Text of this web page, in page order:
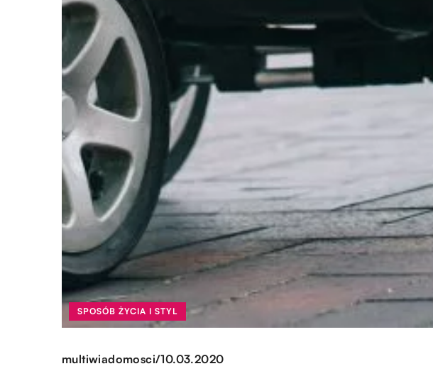
SPOSÓB ŻYCIA I STYL
multiwiadomosci/10.03.2020